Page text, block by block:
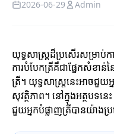
2026-06-29 Admin
យុទ្ធសាស្ត្រដ៏ប្រសើរសម្រាប់ក
ការបំបែកត្រីគឺជាផ្នែកសំខាន់
ត្រី។ យុទ្ធសាស្ត្រនេះអាចជួ
សុវត្ថិភាព។ នៅក្នុងអត្ថបទន
ជួយអ្នកបំផ្លាញត្រីបានយ៉ាងប្